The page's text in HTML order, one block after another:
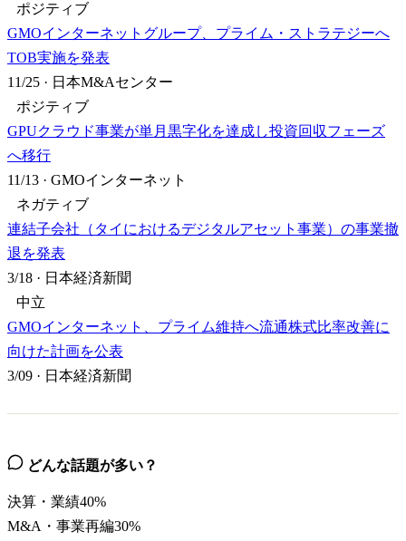
ポジティブ
GMOインターネットグループ、プライム・ストラテジーへ
TOB実施を発表
11/25 · 日本M&Aセンター
ポジティブ
GPUクラウド事業が単月黒字化を達成し投資回収フェーズ
へ移行
11/13 · GMOインターネット
ネガティブ
連結子会社（タイにおけるデジタルアセット事業）の事業撤
退を発表
3/18 · 日本経済新聞
中立
GMOインターネット、プライム維持へ流通株式比率改善に
向けた計画を公表
3/09 · 日本経済新聞
どんな話題が多い？
決算・業績40%
M&A・事業再編30%